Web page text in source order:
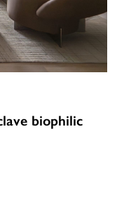
biophilic